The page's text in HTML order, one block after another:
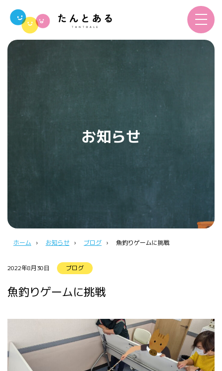
toggle
お知らせ
ホーム › お知らせ › ブログ › 魚釣りゲームに挑戦
2022年8月30日 ブログ
魚釣りゲームに挑戦